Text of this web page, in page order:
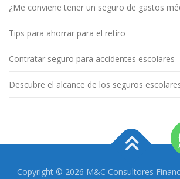
¿Me conviene tener un seguro de gastos
Tips para ahorrar para el retiro
Contratar seguro para accidentes escolares
Descubre el alcance de los seguros
Copyright © 2026 M&C Consultores